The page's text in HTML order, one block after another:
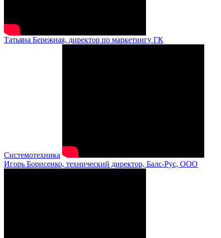
Татьяна Бережная, директор по маркетингу ГК
Системотехника
Игорь Борисенко, технический директор, Балс-Рус, ООО